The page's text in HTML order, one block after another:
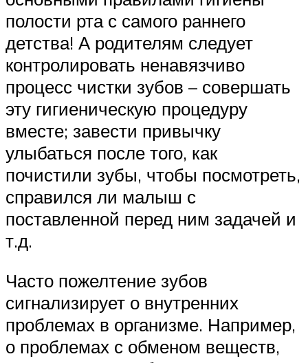
полости рта с самого раннего
детства! А родителям следует
контролировать ненавязчиво
процесс чистки зубов – совершать
эту гигиеническую процедуру
вместе; завести привычку
улыбаться после того, как
почистили зубы, чтобы посмотреть,
справился ли малыш с
поставленной перед ним задачей и
т.д.
Часто пожелтение зубов
сигнализирует о внутренних
проблемах в организме. Например,
о проблемах с обменом веществ,